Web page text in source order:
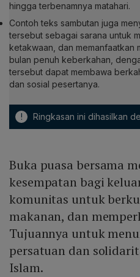
hingga terbenamnya matahari.
Contoh teks sambutan juga
tersebut sebagai sarana untuk
ketakwaan, dan memanfaatkan
bulan penuh keberkahan,
tersebut dapat membawa
dan sosial pesertanya.
! Ringkasan ini dihasilkan
Buka puasa bersama
kesempatan bagi
komunitas untuk
makanan, dan
Tujuannya untuk
persatuan dan
Islam.